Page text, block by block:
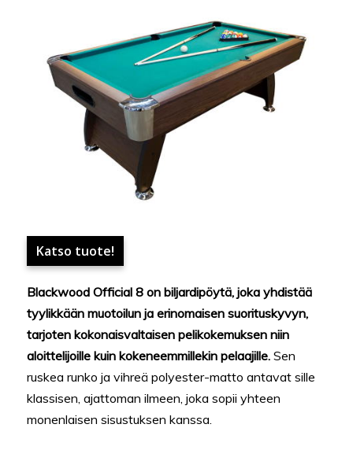
Katso tuote!
Blackwood Official 8 on biljardipöytä, joka yhdistää
tyylikkään muotoilun ja erinomaisen suorituskyvyn,
tarjoten kokonaisvaltaisen pelikokemuksen niin
aloittelijoille kuin kokeneemmillekin pelaajille. Sen
ruskea runko ja vihreä polyester-matto antavat sille
klassisen, ajattoman ilmeen, joka sopii yhteen
monenlaisen sisustuksen kanssa.